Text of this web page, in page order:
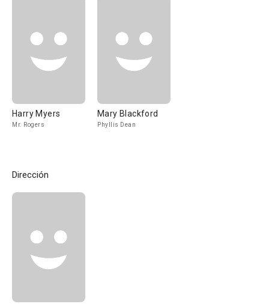
Harry Myers
Mr. Rogers
Mary Blackford
Phyllis Dean
Dirección